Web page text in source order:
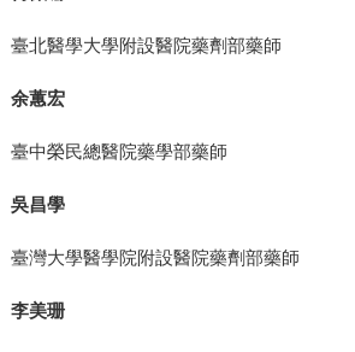
臺北醫學大學附設醫院藥劑部藥師
余蕙宏
臺中榮民總醫院藥學部藥師
吳昌學
臺灣大學醫學院附設醫院藥劑部藥師
李美珊